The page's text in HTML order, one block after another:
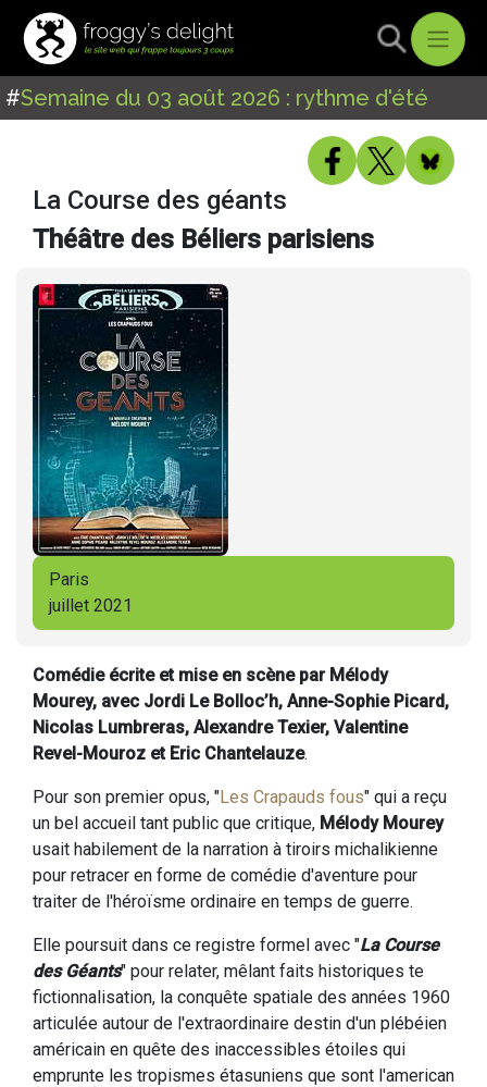
#Semaine du 03 août 2026 : rythme d'été
La Course des géants
Théâtre des Béliers parisiens
Paris
juillet 2021
Comédie écrite et mise en scène par Mélody
Mourey, avec Jordi Le Bolloc’h, Anne-Sophie Picard,
Nicolas Lumbreras, Alexandre Texier, Valentine
Revel-Mouroz et Eric Chantelauze.
Pour son premier opus, "Les Crapauds fous" qui a reçu
un bel accueil tant public que critique, Mélody Mourey
usait habilement de la narration à tiroirs michalikienne
pour retracer en forme de comédie d'aventure pour
traiter de l'héroïsme ordinaire en temps de guerre.
Elle poursuit dans ce registre formel avec "La Course
des Géants" pour relater, mêlant faits historiques te
fictionnalisation, la conquête spatiale des années 1960
articulée autour de l'extraordinaire destin d'un plébéien
américain en quête des inaccessibles étoiles qui
emprunte les tropismes étasuniens que sont l'american